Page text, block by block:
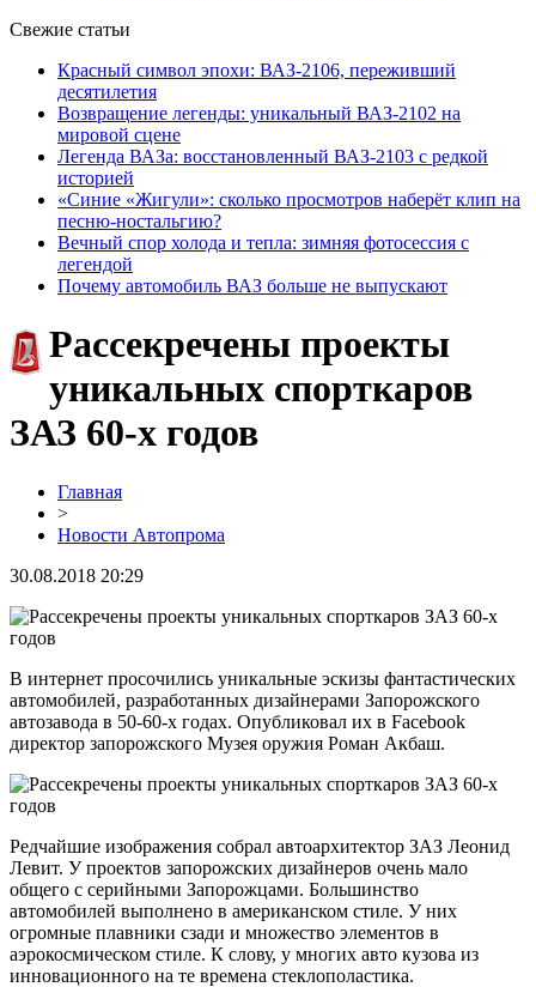
Свежие статьи
Красный символ эпохи: ВАЗ-2106, переживший
десятилетия
Возвращение легенды: уникальный ВАЗ-2102 на
мировой сцене
Легенда ВАЗа: восстановленный ВАЗ-2103 с редкой
историей
«Синие «Жигули»: сколько просмотров наберёт клип на
песню-ностальгию?
Вечный спор холода и тепла: зимняя фотосессия с
легендой
Почему автомобиль ВАЗ больше не выпускают
Рассекречены проекты
уникальных спорткаров
ЗАЗ 60-х годов
Главная
>
Новости Автопрома
30.08.2018 20:29
В интернет просочились уникальные эскизы фантастических
автомобилей, разработанных дизайнерами Запорожского
автозавода в 50-60-х годах. Опубликовал их в Facebook
директор запорожского Музея оружия Роман Акбаш.
Редчайшие изображения собрал автоархитектор ЗАЗ Леонид
Левит. У проектов запорожских дизайнеров очень мало
общего с серийными Запорожцами. Большинство
автомобилей выполнено в американском стиле. У них
огромные плавники сзади и множество элементов в
аэрокосмическом стиле. К слову, у многих авто кузова из
инновационного на те времена стеклополастика.